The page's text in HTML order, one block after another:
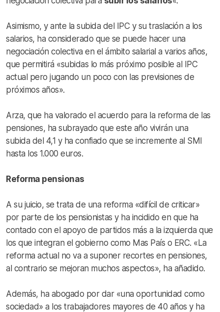
Asimismo, y ante la subida del IPC y su traslación a los
salarios, ha considerado que se puede hacer una
negociación colectiva en el ámbito salarial a varios años,
que permitirá «subidas lo más próximo posible al IPC
actual pero jugando un poco con las previsiones de
próximos años».
Arza, que ha valorado el acuerdo para la reforma de las
pensiones, ha subrayado que este año vivirán una
subida del 4,1 y ha confiado que se incremente al SMI
hasta los 1.000 euros.
Reforma pensionas
A su juicio, se trata de una reforma «difícil de criticar»
por parte de los pensionistas y ha incidido en que ha
contado con el apoyo de partidos más a la izquierda que
los que integran el gobierno como Mas País o ERC. «La
reforma actual no va a suponer recortes en pensiones,
al contrario se mejoran muchos aspectos», ha añadido.
Además, ha abogado por dar «una oportunidad como
sociedad» a los trabajadores mayores de 40 años y ha